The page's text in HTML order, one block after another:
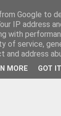
Google to
IP address
with
of service,
address
MORE GOT IT